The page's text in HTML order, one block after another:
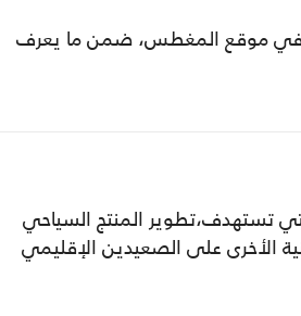
في موقع المغطس، ضمن ما يعرف
تستهدف،تطوير المنتج السياحي
الأخرى على الصعيدين الإقليمي